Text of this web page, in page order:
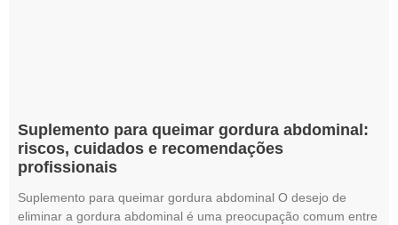
Suplemento para queimar gordura abdominal:
riscos, cuidados e recomendações
profissionais
Suplemento para queimar gordura abdominal O desejo de
eliminar a gordura abdominal é uma preocupação comum entre